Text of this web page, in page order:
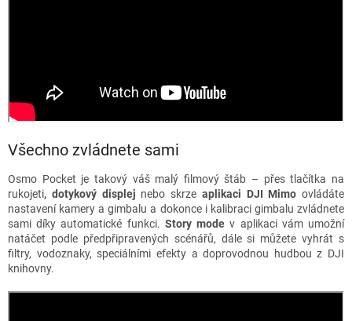
Všechno zvládnete sami
Osmo Pocket je takový váš malý filmový štáb – přes tlačítka na
rukojeti, dotykový displej nebo skrze aplikaci DJI Mimo ovládáte
nastavení kamery a gimbalu a dokonce i kalibraci gimbalu zvládnete
sami díky automatické funkci. Story mode v aplikaci vám umožní
natáčet podle předpřipravených scénářů, dále si můžete vyhrát s
filtry, vodoznaky, speciálními efekty a doprovodnou hudbou z DJI
knihovny.